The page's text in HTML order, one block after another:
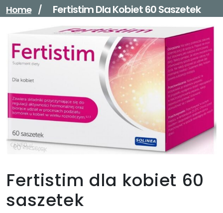
Home / Fertistim Dla Kobiet 60 Saszetek
Fertistim dla kobiet 60
saszetek